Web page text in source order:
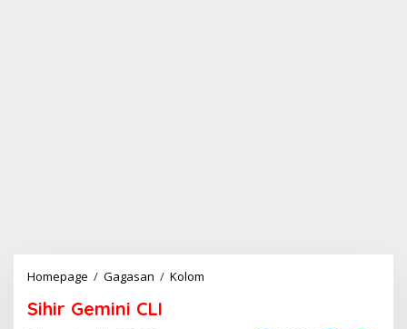
Homepage / Gagasan / Kolom
Sihir Gemini CLI